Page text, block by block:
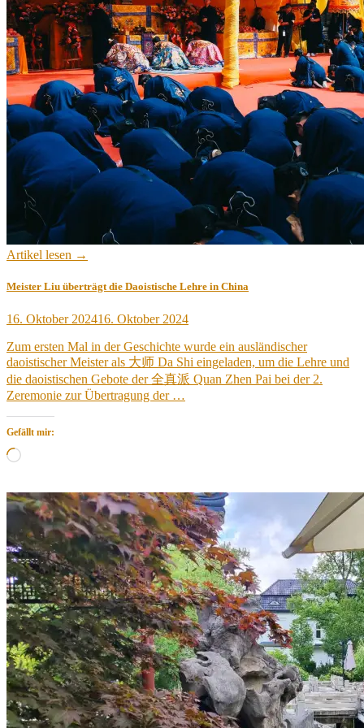
Artikel lesen →
Meister Liu überträgt die Daoistische Lehre in China
Veröffentlicht
16. Oktober 202416. Oktober 2024
Zum ersten Mal in der Geschichte wurde ein ausländischer
daoistischer Meister als 大师 Da Shi eingeladen, um die Lehre und
die daoistischen Gebote der 全真派 Quan Zhen Pai bei der 2.
Zeremonie zur Übertragung der …
Gefällt mir:
Wird